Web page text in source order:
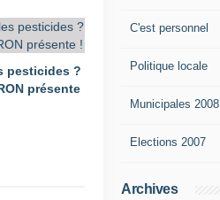
pesticides ?
présente
C'est personnel
Politique locale
Municipales 2008
Elections 2007
Archives